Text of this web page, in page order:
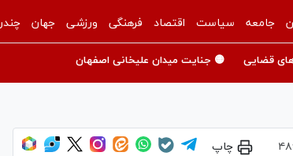
جامعه سیاست اقتصاد فرهنگی ورزشی جهان
قضایی 🟡 جنایت میدان علیخانی اصفهان
چاپ